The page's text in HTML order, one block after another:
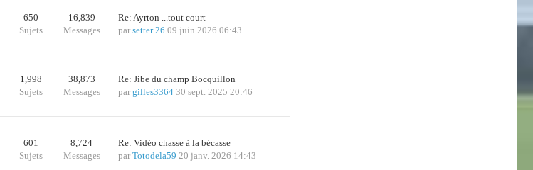
650
Sujets
16,839
Messages
Re: Ayrton ...tout court
par setter 26 09 juin 2026 06:43
1,998
Sujets
38,873
Messages
Re: Jibe du champ Bocquillon
par gilles3364 30 sept. 2025 20:46
601
Sujets
8,724
Messages
Re: Vidéo chasse à la bécasse
par Totodela59 20 janv. 2026 14:43